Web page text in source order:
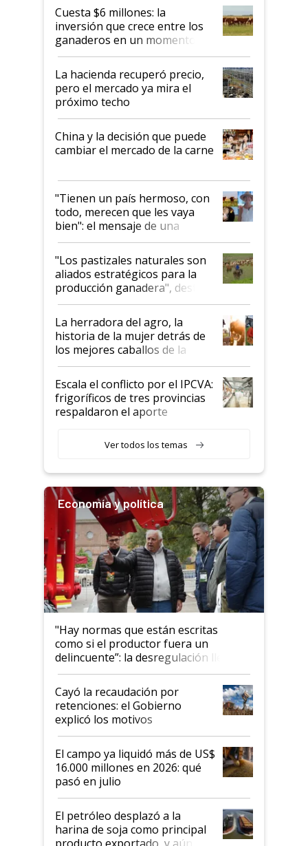
Cuesta $6 millones: la
inversión que crece entre los
ganaderos en un momento
histórico para la actividad
La hacienda recuperó precio,
pero el mercado ya mira el
próximo techo
China y la decisión que puede
cambiar el mercado de la carne
"Tienen un país hermoso, con
todo, merecen que les vaya
bien": el mensaje de una
ganadera uruguaya sobre las
oportunidades que se abren
para el agro en Argentina, con
foco en la carne
"Los pastizales naturales son
aliados estratégicos para la
producción ganadera", destaca
la iniciativa que ya reúne a 46
establecimientos en Argentina
La herradora del agro, la
historia de la mujer detrás de
los mejores caballos de la
Argentina y los mitos que
todavía hacen sufrir a estos
animales: "Mientras me
descalificaban, yo seguí
haciendo currículum"
Escala el conflicto por el IPCVA:
frigoríficos de tres provincias
respaldaron el aporte
Ver todos los temas
Economía y política
"Hay normas que están escritas
como si el productor fuera un
delincuente”: la desregulación llegó
al Congreso Aapresid y hasta se
habló del financiamiento al IPCVA
Cayó la recaudación por
retenciones: el Gobierno
explicó los motivos
El campo ya liquidó más de US$
16.000 millones en 2026: qué
pasó en julio
El petróleo desplazó a la
harina de soja como principal